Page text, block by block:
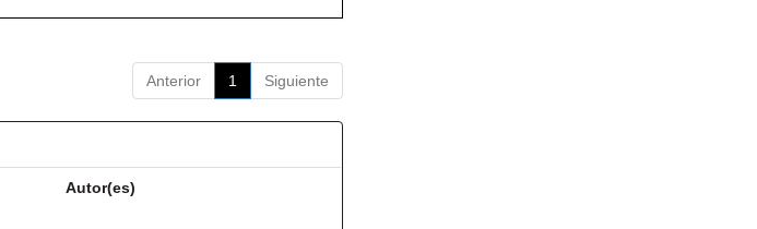
Anterior 1 Siguiente
Autor(es)